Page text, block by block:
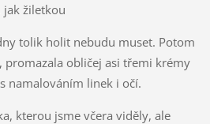
žiletkou
tolik holit nebudu muset. Potom
promazala obličej asi třemi krémy
namalováním linek i očí.
kterou jsme včera viděly, ale